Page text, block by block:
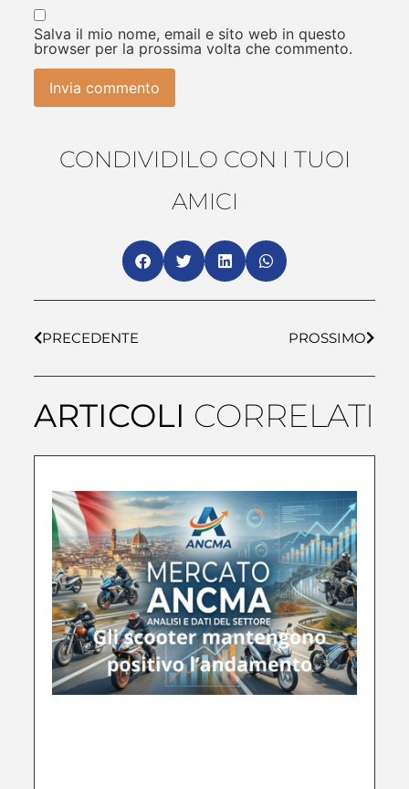
Salva il mio nome, email e sito web in questo
browser per la prossima volta che commento.
CONDIVIDILO CON I TUOI
AMICI
PRECEDENTE PROSSIMO
ARTICOLI CORRELATI